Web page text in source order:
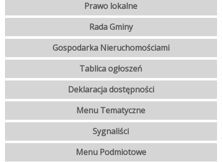
Prawo lokalne
Rada Gminy
Gospodarka Nieruchomościami
Tablica ogłoszeń
Deklaracja dostępności
Menu Tematyczne
Sygnaliści
Menu Podmiotowe